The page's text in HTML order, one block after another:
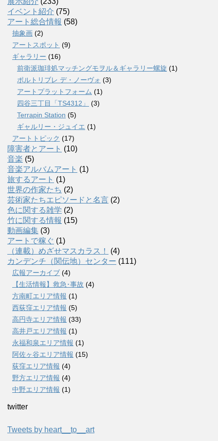
イベント紹介 (75)
アート総合情報 (58)
抽象画 (2)
アートスポット (9)
ギャラリー (16)
前衛派珈琲処マッチングモヲル＆ギャラリー螺旋 (1)
ポルトリブレ デ・ノーヴォ (3)
アートプラットフォーム (1)
四谷三丁目「TS4312」
(3)
Terrapin Station (5)
ギャルリー・ジュイエ (1)
アートトピック (17)
障害者とアート (10)
音楽 (5)
音楽アルバムアート (1)
旅するアート (1)
世界の作家たち (2)
芸術家たちエピソードと名言 (2)
色に関する雑学 (2)
竹に関する情報 (15)
動画編集 (3)
アートで稼ぐ (1)
（連載）めざせマスカラス！
(4)
カンデンチ（関伝地）センター (111)
広報アーカイブ (4)
【生活情報】救急･事故 (4)
方南町エリア情報 (1)
西荻窪エリア情報 (5)
高円寺エリア情報 (33)
高井戸エリア情報 (1)
永福和泉エリア情報 (1)
阿佐ヶ谷エリア情報 (15)
荻窪エリア情報 (4)
野方エリア情報 (4)
中野エリア情報 (1)
twitter
Tweets by heart__to__art